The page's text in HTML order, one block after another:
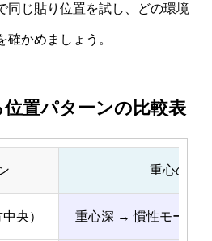
同じ貼り位置を試し、どの環境
確かめましょう。
置パターンの比較表
重心の動
央） 重心深 → 慣性モーメ